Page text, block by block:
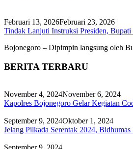
Februari 13, 2026Februari 23, 2026
Tindak Lanjuti Instruksi Presiden,
Bojonegoro – Dipimpin langsung oleh
BERITA TERBARU
November 4, 2024November 6, 2024
Kapolres Bojonegoro Gelar Kegiatan
September 9, 2024Oktober 1, 2024
Jelang Pilkada Serentak 2024,